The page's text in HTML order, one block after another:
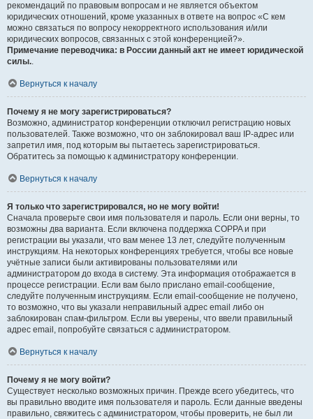
рекомендаций по правовым вопросам и не является объектом
юридических отношений, кроме указанных в ответе на вопрос «С кем
можно связаться по вопросу некорректного использования и/или
юридических вопросов, связанных с этой конференцией?».
Примечание переводчика: в России данный акт не имеет юридической
силы..
Вернуться к началу
Почему я не могу зарегистрироваться?
Возможно, администратор конференции отключил регистрацию новых
пользователей. Также возможно, что он заблокировал ваш IP-адрес или
запретил имя, под которым вы пытаетесь зарегистрироваться.
Обратитесь за помощью к администратору конференции.
Вернуться к началу
Я только что зарегистрировался, но не могу войти!
Сначала проверьте свои имя пользователя и пароль. Если они верны, то
возможны два варианта. Если включена поддержка COPPA и при
регистрации вы указали, что вам менее 13 лет, следуйте полученным
инструкциям. На некоторых конференциях требуется, чтобы все новые
учётные записи были активированы пользователями или
администратором до входа в систему. Эта информация отображается в
процессе регистрации. Если вам было прислано email-сообщение,
следуйте полученным инструкциям. Если email-сообщение не получено,
то возможно, что вы указали неправильный адрес email либо он
заблокирован спам-фильтром. Если вы уверены, что ввели правильный
адрес email, попробуйте связаться с администратором.
Вернуться к началу
Почему я не могу войти?
Существует несколько возможных причин. Прежде всего убедитесь, что
вы правильно вводите имя пользователя и пароль. Если данные введены
правильно, свяжитесь с администратором, чтобы проверить, не был ли